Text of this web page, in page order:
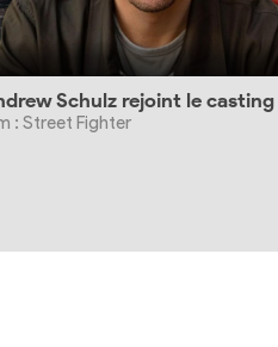
Schulz rejoint le casting
: Street Fighter